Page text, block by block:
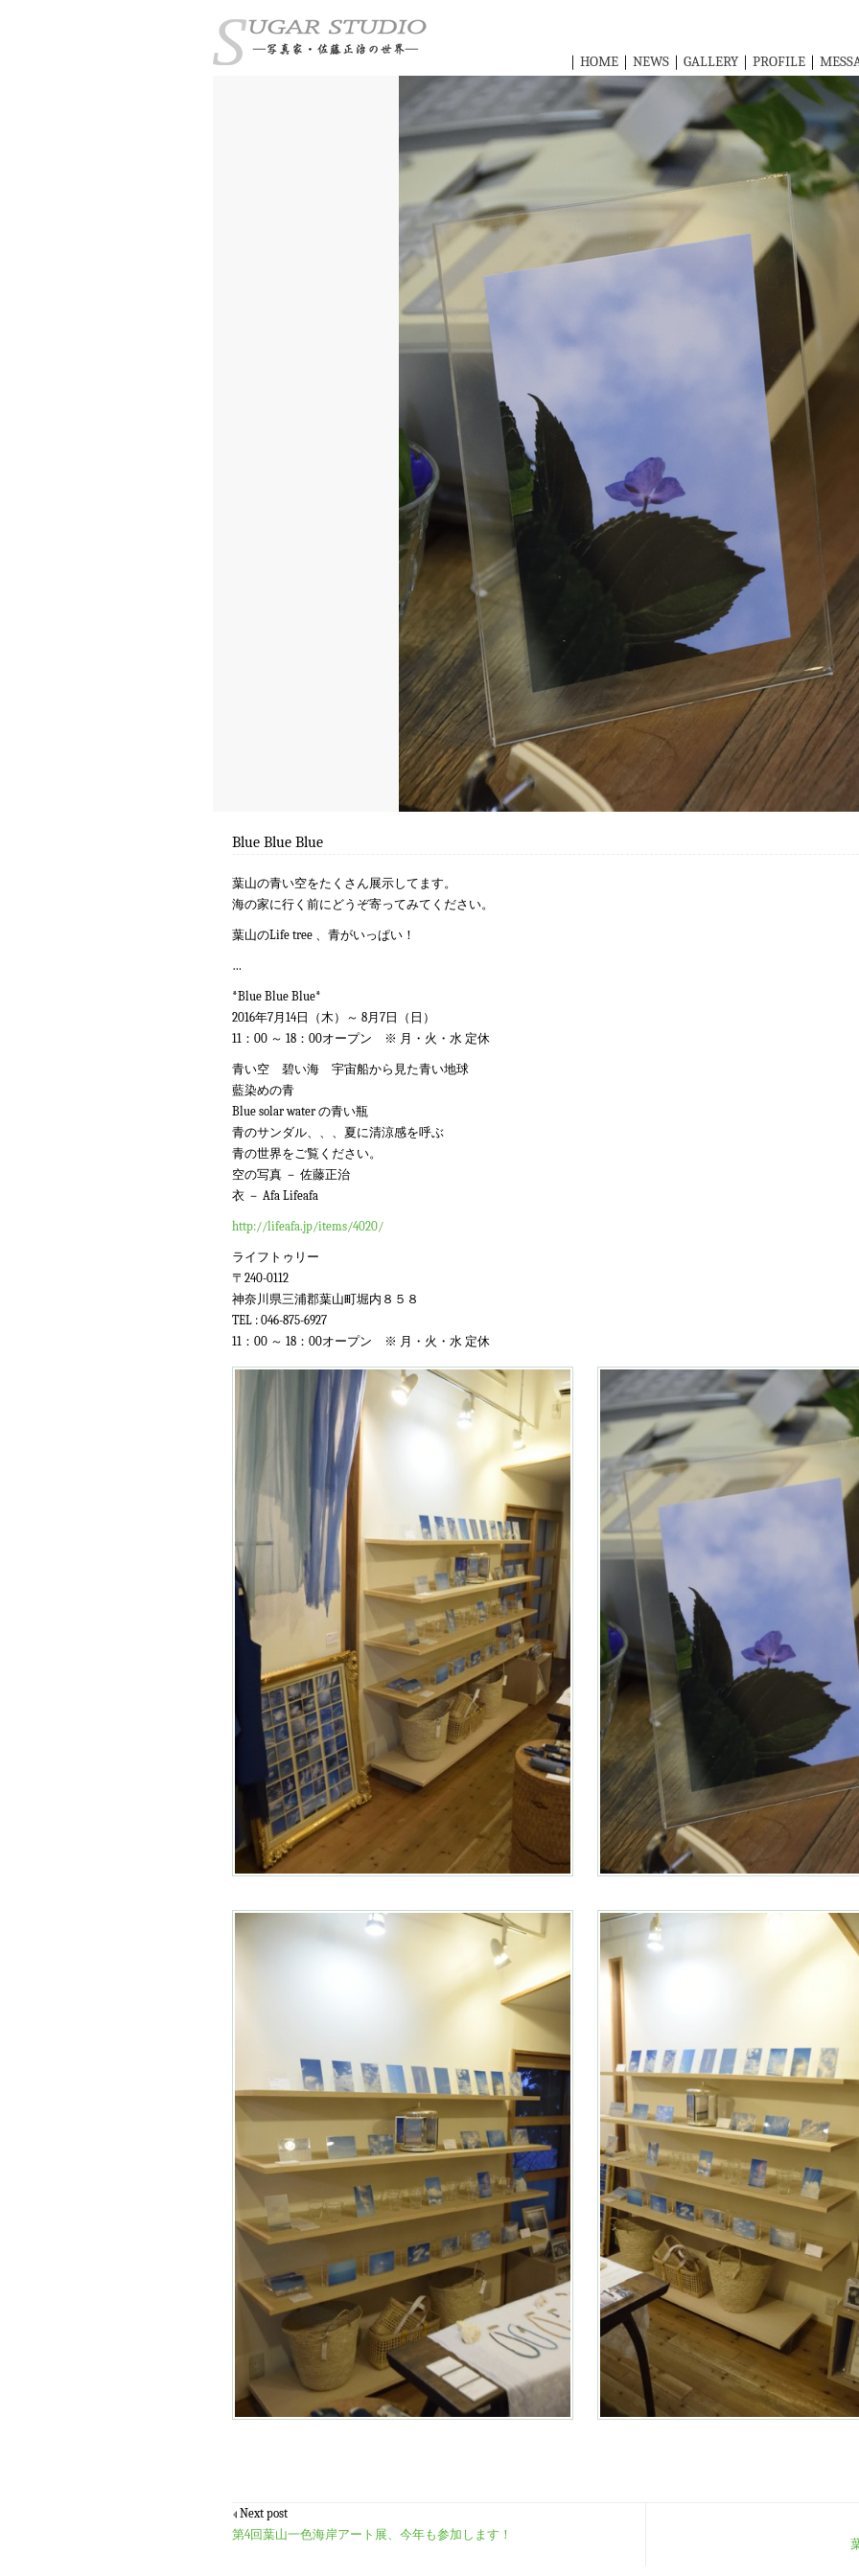
PROFILE ｜
GALLERY｜
NEWS ｜
｜ HOME ｜
Blue Blue Blue
葉山の青い空をたくさん展示してます。
海の家に行く前にどうぞ寄ってみてください。
葉山のLife tree 、青がいっぱい！
…
*Blue Blue Blue*
2016年7月14日（木）～ 8月7日（日）
11：00 ～ 18：00オープン ※ 月・火・水 定休
青い空 碧い海 宇宙船から見た青い地球
藍染めの青
Blue solar water の青い瓶
青のサンダル、、、夏に清涼感を呼ぶ
青の世界をご覧ください。
空の写真 － 佐藤正治
衣 － Afa Lifeafa
http://lifeafa.jp/items/4020/
ライフトゥリー
〒240-0112
神奈川県三浦郡葉山町堀内８５８
TEL : 046-875-6927
11：00 ～ 18：00オープン ※ 月・火・水 定休
Next post
第4回葉山一色海岸アート展、今年も参加します！